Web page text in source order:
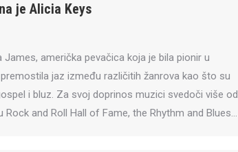
je Alicia Keys
James, američka pevačica koja je bila pionir u
jaz između različitih žanrova kao što su
i bluz. Za svoj doprinos muzici svedoči više od
and Roll Hall of Fame, the Rhythm and Blues…